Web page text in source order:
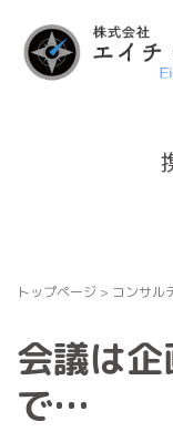
トップページ > コンサル
会議は
で…